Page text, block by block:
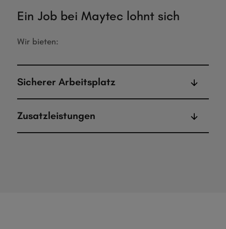
Ein Job bei Maytec lohnt sich
Wir bieten:
Sicherer Arbeitsplatz
Zusatzleistungen